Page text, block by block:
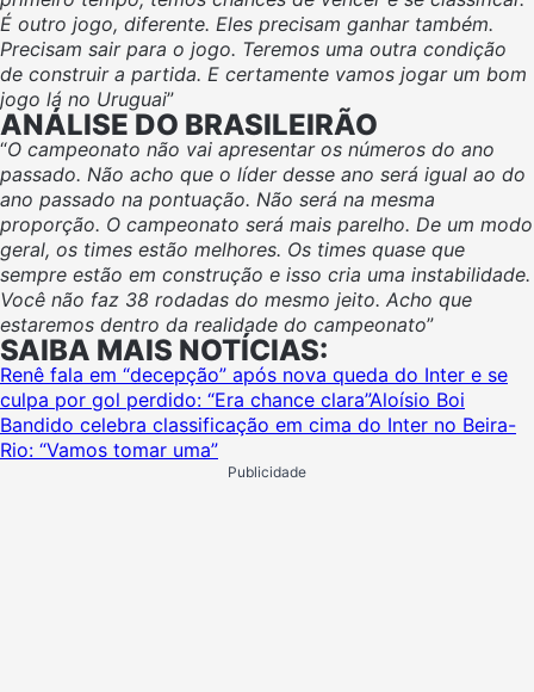
É outro jogo, diferente. Eles precisam ganhar também.
Precisam sair para o jogo. Teremos uma outra condição
de construir a partida. E certamente vamos jogar um bom
jogo lá no Uruguai”
ANÁLISE DO BRASILEIRÃO
“O campeonato não vai apresentar os números do ano
passado. Não acho que o líder desse ano será igual ao do
ano passado na pontuação. Não será na mesma
proporção. O campeonato será mais parelho. De um modo
geral, os times estão melhores. Os times quase que
sempre estão em construção e isso cria uma instabilidade.
Você não faz 38 rodadas do mesmo jeito. Acho que
estaremos dentro da realidade do campeonato”
SAIBA MAIS NOTÍCIAS:
Renê fala em “decepção” após nova queda do Inter e se
culpa por gol perdido: “Era chance clara”Aloísio Boi
Bandido celebra classificação em cima do Inter no Beira-
Rio: “Vamos tomar uma”
Publicidade